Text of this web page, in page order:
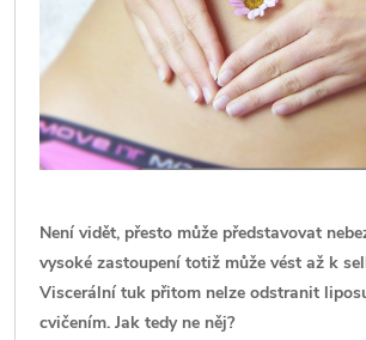
Není vidět, přesto může představovat
vysoké zastoupení totiž může vést až k
Viscerální tuk přitom nelze odstranit
cvičením. Jak tedy ne něj?